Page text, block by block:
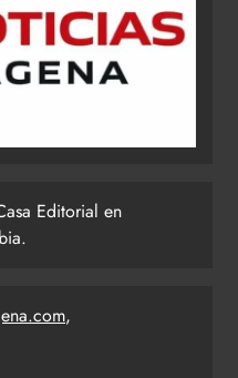
Editorial en
,